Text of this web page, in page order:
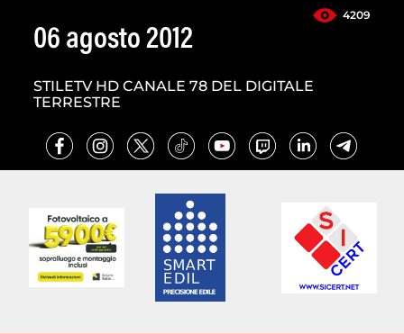
4209
06 agosto 2012
STILETV HD CANALE 78 DEL DIGITALE
TERRESTRE